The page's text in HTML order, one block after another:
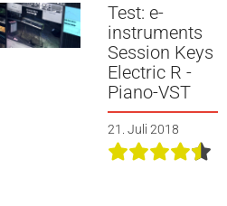
Test: e-
instruments
Session Keys
Electric R -
Piano-VST
21. Juli 2018